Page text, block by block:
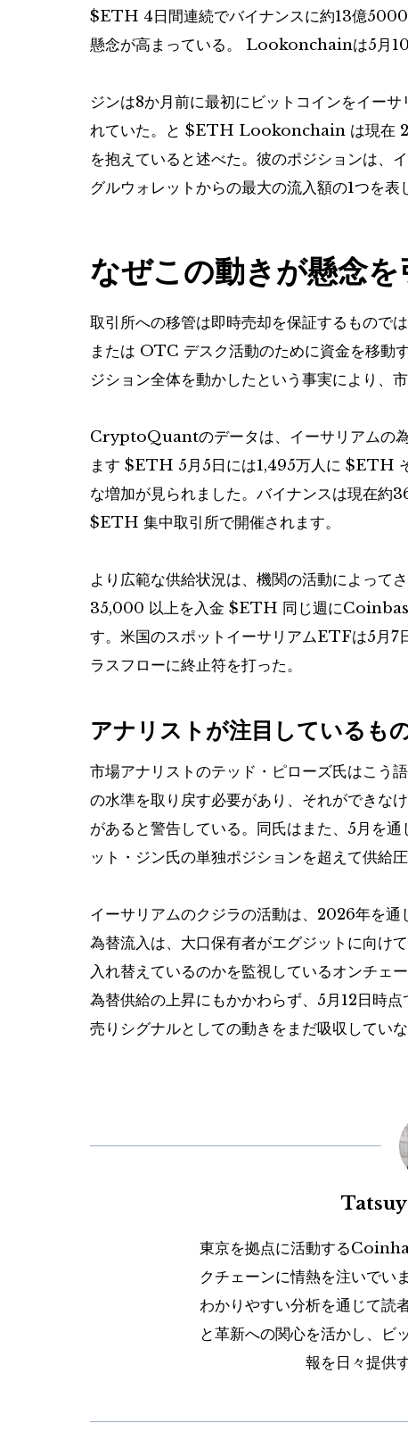
$ETH 4日間連続でバイナンスに約13億
懸念が高まっている。 Lookonchainは5月10
ジンは8か月前に最初にビットコインをイーサ
れていた。と $ETH Lookonchain は現在
を抱えていると述べた。彼のポジションは、
グルウォレットからの最大の流入額の1つを表
なぜこの動きが懸念
取引所への移管は即時売却を保証するもので
または OTC デスク活動のために資金を移動
ジション全体を動かしたという事実により、
CryptoQuantのデータは、イーサリアムの
ます $ETH 5月5日には1,495万人に $ETH
な増加が見られました。バイナンスは現在約
$ETH 集中取引所で開催されます。
より広範な供給状況は、機関の活動によっ
35,000 以上を入金 $ETH 同じ週に
す。米国のスポットイーサリアムETFは5月
ラスフローに終止符を打った。
アナリストが注目しているも
市場アナリストのテッド・ピローズ氏はこう語
の水準を取り戻す必要があり、それができな
があると警告している。同氏はまた、5月を
ット・ジン氏の単独ポジションを超えて供給
イーサリアムのクジラの活動は、2026年を
為替流入は、大口保有者がエグジットに向け
入れ替えているのかを監視しているオンチェ
為替供給の上昇にもかかわらず、5月12日時
売りシグナルとしての動きをまだ吸収してい
東京を拠点に活動する
クチェーンに情熱を注いでい
わかりやすい分析を通じて読
と革新への関心を活かし、ビ
報を日々提供